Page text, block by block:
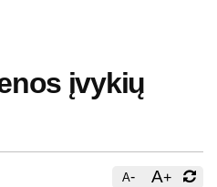
įvykių
A- A+